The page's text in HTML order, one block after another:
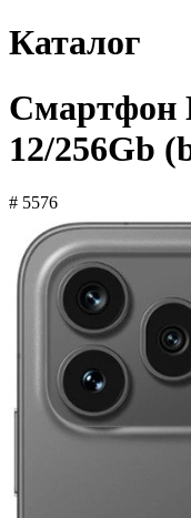
Каталог
Смартфон
12/256Gb
# 5576